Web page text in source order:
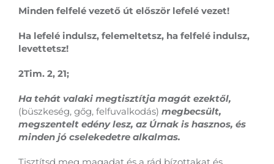
Minden felfelé vezető út először lefelé vezet!
Ha lefelé indulsz, felemeltetsz, ha felfelé indulsz,
levettetsz!
2Tim. 2, 21;
Ha tehát valaki megtisztítja magát ezektől,
(büszkeség, gőg, felfuvalkodás) megbecsült,
megszentelt edény lesz, az Úrnak is hasznos, és
minden jó cselekedetre alkalmas.